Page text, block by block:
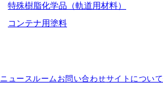
特殊樹脂化学品（軌道用材料）
コンテナ用塗料
ニュースルーム お問い合わせサイトについて